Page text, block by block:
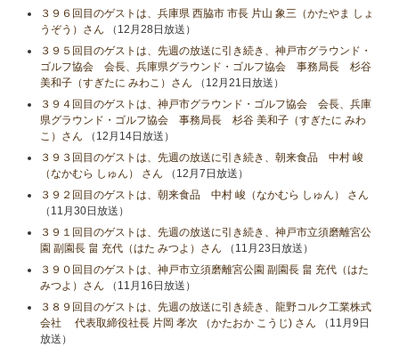
３９６回目のゲストは、兵庫県 西脇市 市長 片山 象三（かたやま しょ
うぞう）さん （12月28日放送）
３９５回目のゲストは、先週の放送に引き続き、神戸市グラウンド・
ゴルフ協会 会長、兵庫県グラウンド・ゴルフ協会 事務局長 杉谷
美和子（すぎたに みわこ）さん （12月21日放送）
３９４回目のゲストは、神戸市グラウンド・ゴルフ協会 会長、兵庫
県グラウンド・ゴルフ協会 事務局長 杉谷 美和子（すぎたに みわ
こ）さん （12月14日放送）
３９３回目のゲストは、先週の放送に引き続き、朝来食品 中村 峻
（なかむら しゅん） さん （12月7日放送）
３９２回目のゲストは、朝来食品 中村 峻（なかむら しゅん） さん
（11月30日放送）
３９１回目のゲストは、先週の放送に引き続き、神戸市立須磨離宮公
園 副園長 畠 充代（はた みつよ）さん （11月23日放送）
３９０回目のゲストは、神戸市立須磨離宮公園 副園長 畠 充代（はた
みつよ）さん （11月16日放送）
３８９回目のゲストは、先週の放送に引き続き、龍野コルク工業株式
会社 代表取締役社長 片岡 孝次 （かたおか こうじ) さん （11月9日
放送）